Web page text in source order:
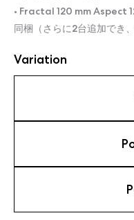
• Fractal 120 mm Aspect
同梱（さらに2台追加でき
Variation